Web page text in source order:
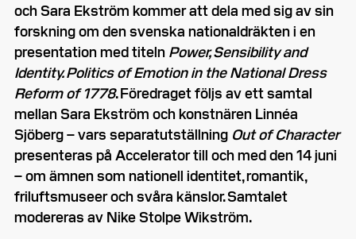
och Sara Ekström kommer att dela med sig av sin
forskning om den svenska nationaldräkten i en
presentation med titeln Power, Sensibility and
Identity. Politics of Emotion in the National Dress
Reform of 1778. Föredraget följs av ett samtal
mellan Sara Ekström och konstnären Linnéa
Sjöberg – vars separatutställning Out of Character
presenteras på Accelerator till och med den 14 juni
– om ämnen som nationell identitet, romantik,
friluftsmuseer och svåra känslor. Samtalet
modereras av Nike Stolpe Wikström.